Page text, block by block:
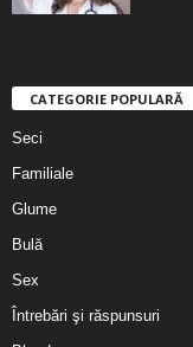
CATEGORIE POPULARĂ
Seci
Familiale
Glume
Bulă
Sex
Întrebări şi răspunsuri